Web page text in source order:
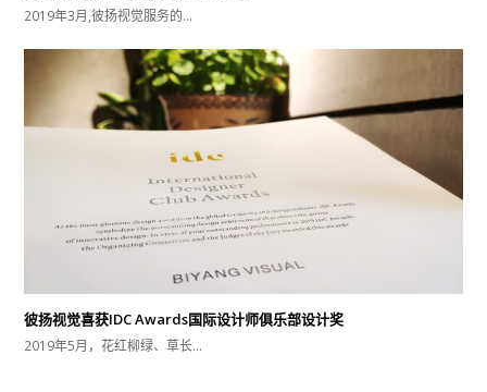
2019年3月,彼扬视觉服务的…
彼扬视觉喜获IDC Awards国际设计师俱乐部设计奖
2019年5月，花红柳绿、草长…